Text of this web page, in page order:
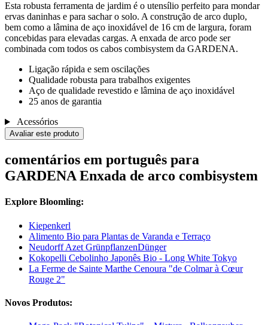
Esta robusta ferramenta de jardim é o utensílio perfeito para mondar
ervas daninhas e para sachar o solo. A construção de arco duplo,
bem como a lâmina de aço inoxidável de 16 cm de largura, foram
concebidas para elevadas cargas. A enxada de arco pode ser
combinada com todos os cabos combisystem da GARDENA.
Ligação rápida e sem oscilações
Qualidade robusta para trabalhos exigentes
Aço de qualidade revestido e lâmina de aço inoxidável
25 anos de garantia
Acessórios
Avaliar este produto
comentários em português para
GARDENA Enxada de arco combisystem
Explore Bloomling:
Kiepenkerl
Alimento Bio para Plantas de Varanda e Terraço
Neudorff Azet GrünpflanzenDünger
Kokopelli Cebolinho Japonês Bio - Long White Tokyo
La Ferme de Sainte Marthe Cenoura "de Colmar à Cœur
Rouge 2"
Novos Produtos: